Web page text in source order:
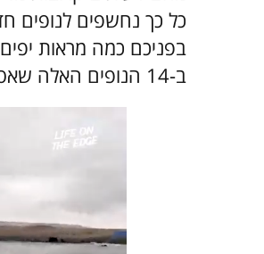
כל כך נחשפים לנופים
בפניכם כמה מראות
ב-14 הנופים האלה שאספנו עבורכם – תרגישו כאילו שאתם שם.